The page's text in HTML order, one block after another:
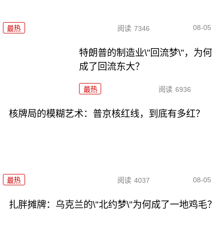
最热 阅读 7346 08-05
特朗普的制造业\"回流梦\"，为何
成了回流东大？
最热 阅读 6936
核牌局的模糊艺术：普京核红线，到底有多红？
最热 阅读 4037 08-05
扎胖摊牌：乌克兰的\"北约梦\"为何成了一地鸡毛？